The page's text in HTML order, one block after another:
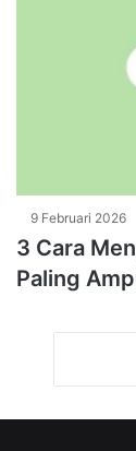
9 Februari 2026
3 Cara
Paling